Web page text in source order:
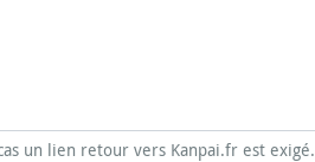
un lien retour vers Kanpai.fr est exigé.